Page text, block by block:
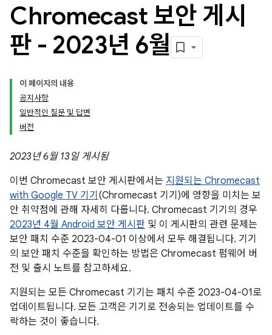
Chromecast 보안 게시
판 - 2023년 6월
이 페이지의 내용
공지사항
일반적인 질문 및 답변
버전
2023년 6월 13일 게시됨
이번 Chromecast 보안 게시판에서는 지원되는 Chromecast
with Google TV 기기 (Chromecast 기기)에 영향을 미치는 보
안 취약점에 관해 자세히 다룹니다. Chromecast 기기의 경우
2023년 4월 Android 보안 게시판 및 이 게시판의 관련 문제는
보안 패치 수준 2023-04-01 이상에서 모두 해결됩니다. 기기
의 보안 패치 수준을 확인하는 방법은 Chromecast 펌웨어 버
전 및 출시 노트를 참고하세요.
지원되는 모든 Chromecast 기기는 패치 수준 2023-04-01로
업데이트됩니다. 모든 고객은 기기로 전송되는 업데이트를 수
락하는 것이 좋습니다.